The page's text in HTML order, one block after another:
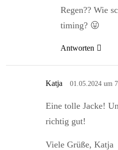
Regen?? Wie
timing? 😛
Antworten
Katja 01.05.2024 um
Eine tolle Jacke!
richtig gut!
Viele Grüße, Katja